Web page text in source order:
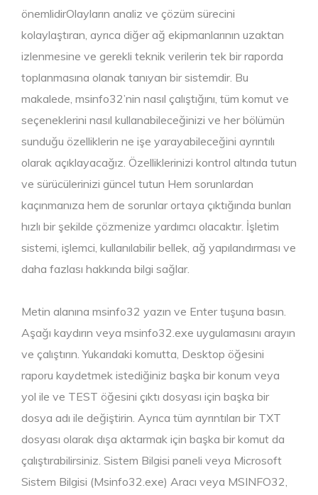
önemlidirOlayların analiz ve çözüm sürecini
kolaylaştıran, ayrıca diğer ağ ekipmanlarının uzaktan
izlenmesine ve gerekli teknik verilerin tek bir raporda
toplanmasına olanak tanıyan bir sistemdir. Bu
makalede, msinfo32’nin nasıl çalıştığını, tüm komut ve
seçeneklerini nasıl kullanabileceğinizi ve her bölümün
sunduğu özelliklerin ne işe yarayabileceğini ayrıntılı
olarak açıklayacağız. Özelliklerinizi kontrol altında tutun
ve sürücülerinizi güncel tutun Hem sorunlardan
kaçınmanıza hem de sorunlar ortaya çıktığında bunları
hızlı bir şekilde çözmenize yardımcı olacaktır. İşletim
sistemi, işlemci, kullanılabilir bellek, ağ yapılandırması ve
daha fazlası hakkında bilgi sağlar.
Metin alanına msinfo32 yazın ve Enter tuşuna basın.
Aşağı kaydırın veya msinfo32.exe uygulamasını arayın
ve çalıştırın. Yukarıdaki komutta, Desktop öğesini
raporu kaydetmek istediğiniz başka bir konum veya
yol ile ve TEST öğesini çıktı dosyası için başka bir
dosya adı ile değiştirin. Ayrıca tüm ayrıntıları bir TXT
dosyası olarak dışa aktarmak için başka bir komut da
çalıştırabilirsiniz. Sistem Bilgisi paneli veya Microsoft
Sistem Bilgisi (Msinfo32.exe) Aracı veya MSINFO32,